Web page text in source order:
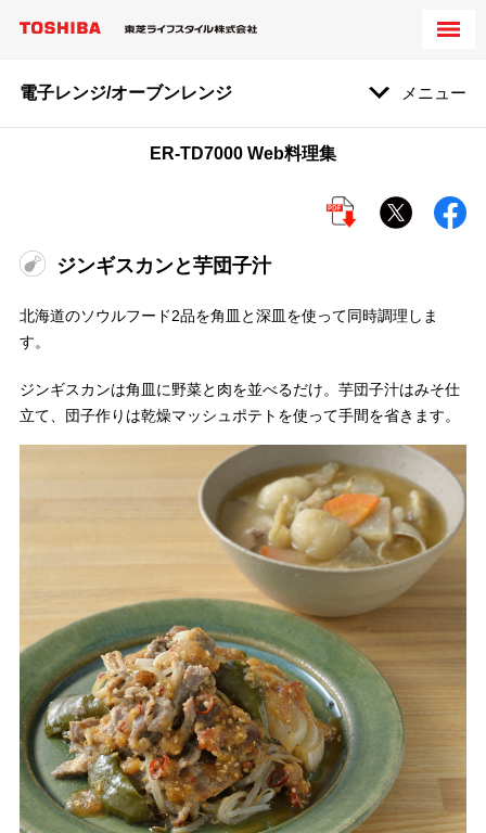
電子レンジ/オーブンレンジ メニュー
ER-TD7000 Web料理集
ジンギスカンと芋団子汁
北海道のソウルフード2品を角皿と深皿を使って同時調理しま
す。
ジンギスカンは角皿に野菜と肉を並べるだけ。芋団子汁はみそ仕
立て、団子作りは乾燥マッシュポテトを使って手間を省きます。